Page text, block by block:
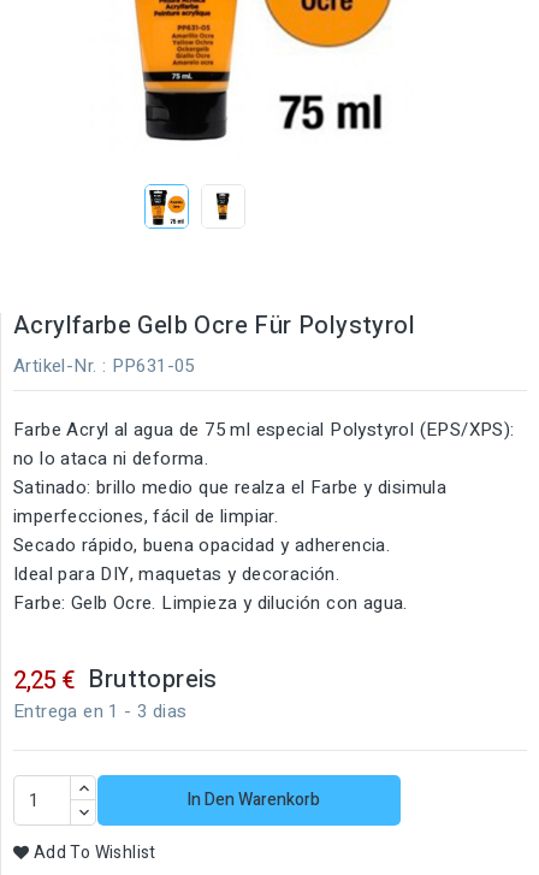
Acrylfarbe Gelb Ocre Für Polystyrol
Artikel-Nr. : PP631-05
Farbe Acryl al agua de 75 ml especial Polystyrol (EPS/XPS):
no lo ataca ni deforma.
Satinado: brillo medio que realza el Farbe y disimula
imperfecciones, fácil de limpiar.
Secado rápido, buena opacidad y adherencia.
Ideal para DIY, maquetas y decoración.
Farbe: Gelb Ocre. Limpieza y dilución con agua.
2,25 € Bruttopreis
Entrega en 1 - 3 dias
In Den Warenkorb
Add To Wishlist